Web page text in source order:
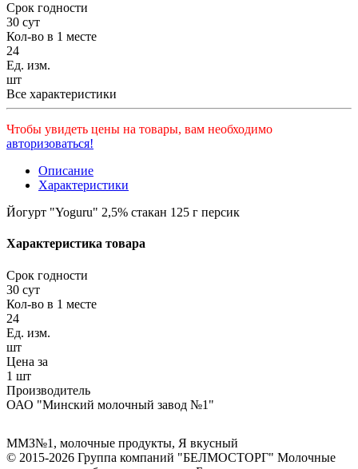
Срок годности
30 сут
Кол-во в 1 месте
24
Ед. изм.
шт
Все характеристики
Чтобы увидеть цены на товары, вам необходимо
авторизоваться!
Описание
Характеристики
Йогурт "Yoguru" 2,5% стакан 125 г персик
Характеристика товара
Срок годности
30 сут
Кол-во в 1 месте
24
Ед. изм.
шт
Цена за
1 шт
Производитель
ОАО "Минский молочный завод №1"
ММЗ№1 , молочные продукты, Я вкусный
© 2015-2026 Группа компаний "БЕЛМОСТОРГ" Молочные